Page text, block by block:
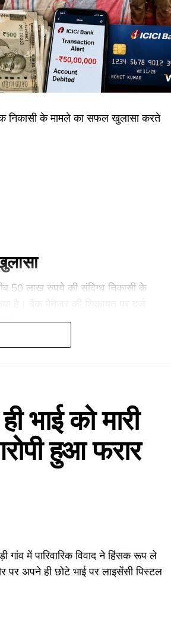
निकासी के मामले का सफल खुलासा करते
50 लाख रुपये की संदिग्ध निकासी के
के नाम पर डेबिट कार्डहासिल किया
से ज्वेलरी खरीदने, जमीन खरीदने और
भाई को मारी
हुआ फरार
गांव में पारिवारिक विवाद ने हिंसक रूप ले
अपने ही छोटे भाई पर लाइसेंसी पिस्टल